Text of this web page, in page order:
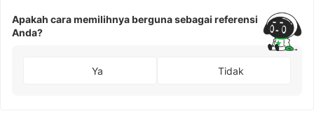
Apakah cara memilihnya berguna sebagai referensi
Anda?
Ya Tidak